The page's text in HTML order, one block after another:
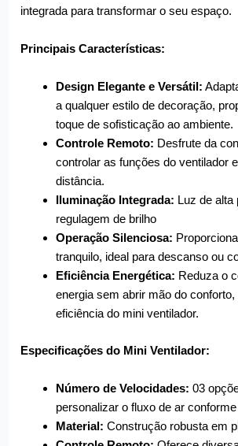
integrada para transformar o seu espaço.
Principais Características:
Design Elegante e Versátil:
a qualquer estilo de decoração,
toque de sofisticação ao ambiente.
Controle Remoto: Desfrute da
controlar as funções do ventilador
distância.
Iluminação Integrada: Luz de alta
regulagem de brilho
Operação Silenciosa:
tranquilo, ideal para descanso ou
Eficiência Energética: Reduza o
energia sem abrir mão do
eficiência do mini ventilador.
Especificações do Mini Ventilador:
Número de Velocidades: 03
personalizar o fluxo de ar
Material: Construção robusta em